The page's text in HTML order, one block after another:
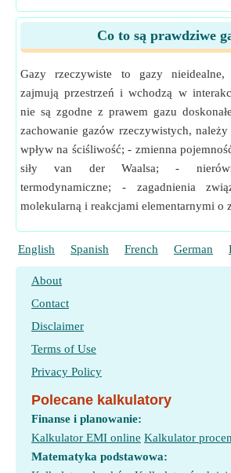
Co to są prawdziwe
Gazy rzeczywiste to gazy nieidealne,
zajmują przestrzeń i wchodzą w
nie są zgodne z prawem gazu
zachowanie gazów rzeczywistych,
wpływ na ściśliwość; - zmienna
siły van der Waalsa; -
termodynamiczne; - zagadnienia
molekularną i reakcjami elementarnymi o
English Spanish French German
About
Contact
Disclaimer
Terms of Use
Privacy Policy
Polecane kalkulatory
Finanse i planowanie:
Kalkulator EMI online Kalkulator
Matematyka podstawowa: